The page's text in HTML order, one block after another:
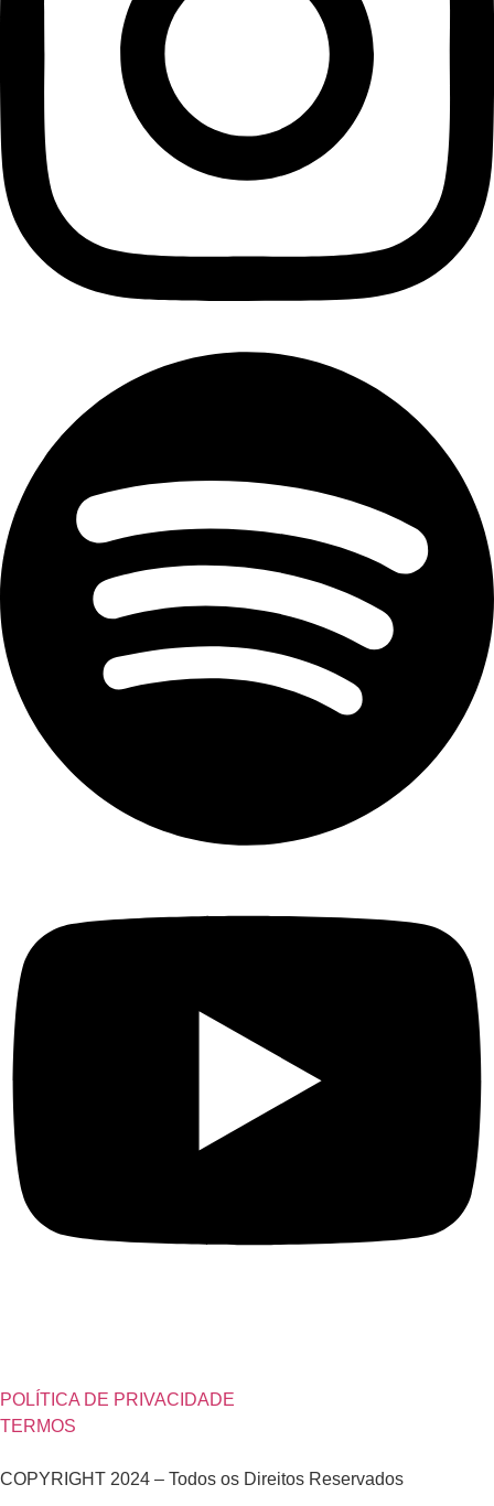
POLÍTICA DE PRIVACIDADE
TERMOS
COPYRIGHT 2024 – Todos os Direitos Reservados